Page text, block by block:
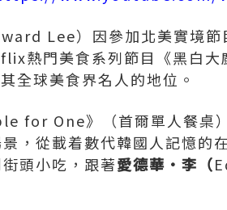
Lee）因參加北美實境
熱門美食系列節目《黑白
全球美食界名人的地位。
for One》（首爾單人餐桌
，從載着數代韓國人記憶的
頭小吃，跟著愛德華 • 李（